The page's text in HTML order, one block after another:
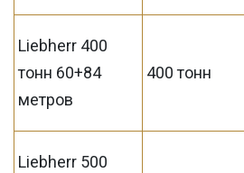
Liebherr 400
тонн 60+84
метров
400 тонн
Liebherr 500